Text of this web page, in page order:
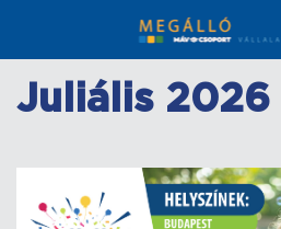
tartalomra
Juliális 2026